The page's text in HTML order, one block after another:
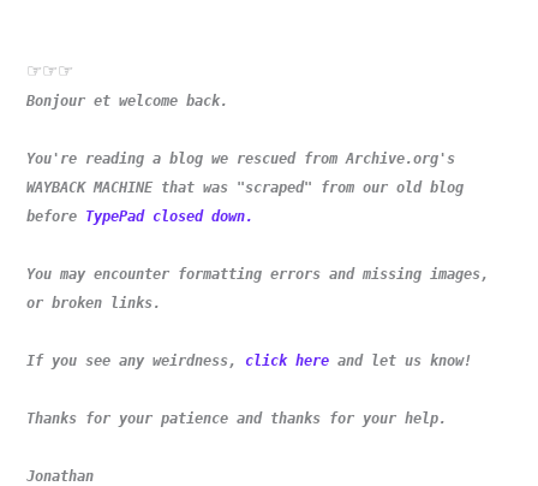
☞☞☞
Bonjour et welcome back.
You're reading a blog we rescued from Archive.org's
WAYBACK MACHINE that was "scraped" from our old blog
before TypePad closed down.
You may encounter formatting errors and missing images,
or broken links.
If you see any weirdness, click here and let us know!
Thanks for your patience and thanks for your help.
Jonathan